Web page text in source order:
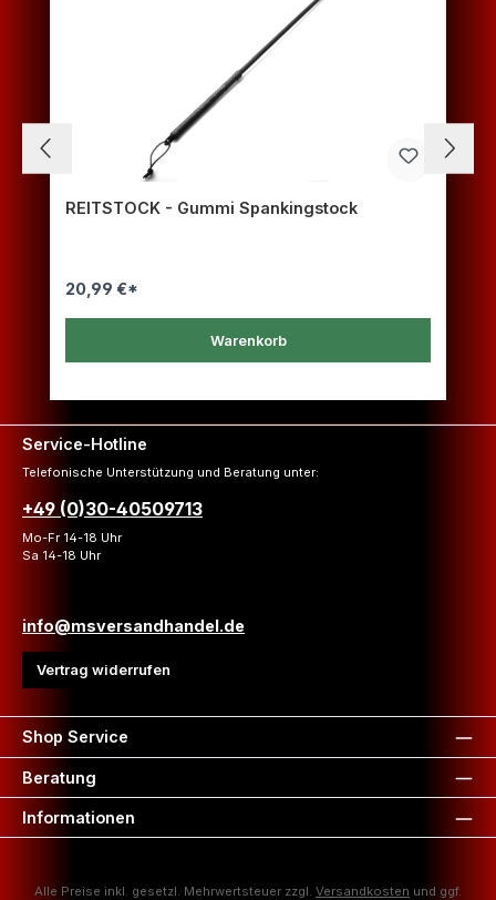
REITSTOCK - Gummi Spankingstock
20,99 €*
Warenkorb
Service-Hotline
Telefonische Unterstützung und Beratung unter:
+49 (0)30-40509713
Mo-Fr 14-18 Uhr
Sa 14-18 Uhr
info@msversandhandel.de
Vertrag widerrufen
Shop Service
Beratung
Informationen
Alle Preise inkl. gesetzl. Mehrwertsteuer zzgl. Versandkosten und ggf.